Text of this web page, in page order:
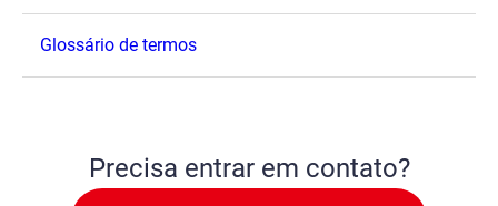
Glossário de termos
Precisa entrar em contato?